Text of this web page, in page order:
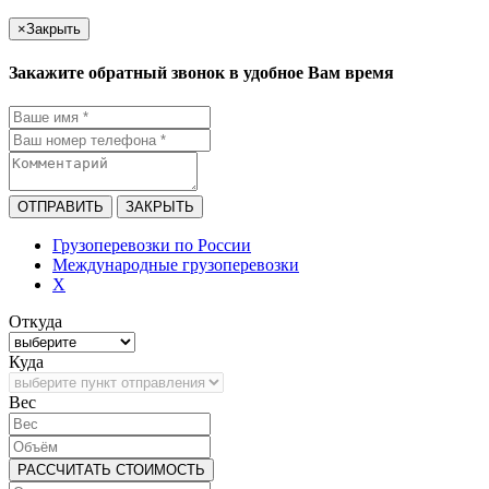
×Закрыть
Закажите обратный звонок в удобное Вам время
ОТПРАВИТЬ ЗАКРЫТЬ
Грузоперевозки по России
Международные грузоперевозки
X
Откуда
Куда
Bec
РАССЧИТАТЬ СТОИМОСТЬ